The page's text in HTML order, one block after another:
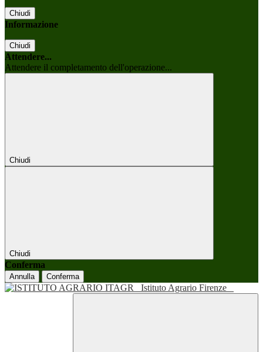
Chiudi
Informazione
Chiudi
Attendere...
Attendere il completamento dell'operazione...
Chiudi
Chiudi
Conferma
Annulla Conferma
Istituto Agrario Firenze